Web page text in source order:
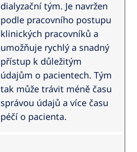
dialyzační tým. Je navržen
podle pracovního postupu
klinických pracovníků a
umožňuje rychlý a snadný
přístup k důležitým
údajům o pacientech. Tým
tak může trávit méně času
správou údajů a více času
péčí o pacienta.